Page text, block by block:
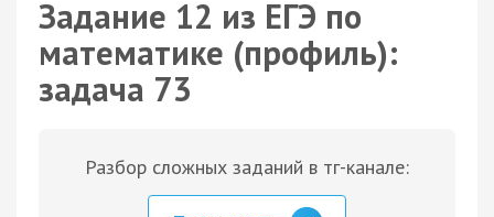
Задание 12 из ЕГЭ по
математике (профиль):
задача 73
Разбор сложных заданий в тг-канале: